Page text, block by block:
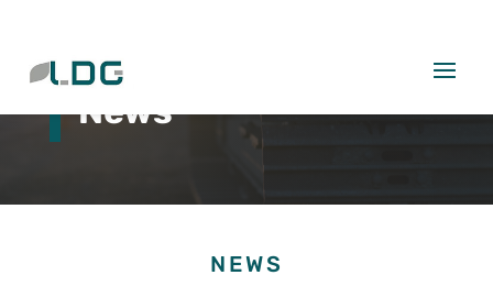
News
NEWS